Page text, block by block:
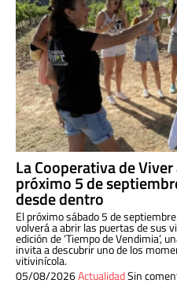
La Cooperativa de
próximo 5 de
desde dentro
El próximo sábado 5 de
volverá a abrir las puertas de sus
edición de ‘Tiempo de Vendimia’,
invita a descubrir uno de los
vitivinícola.
05/08/2026ActualidadSin